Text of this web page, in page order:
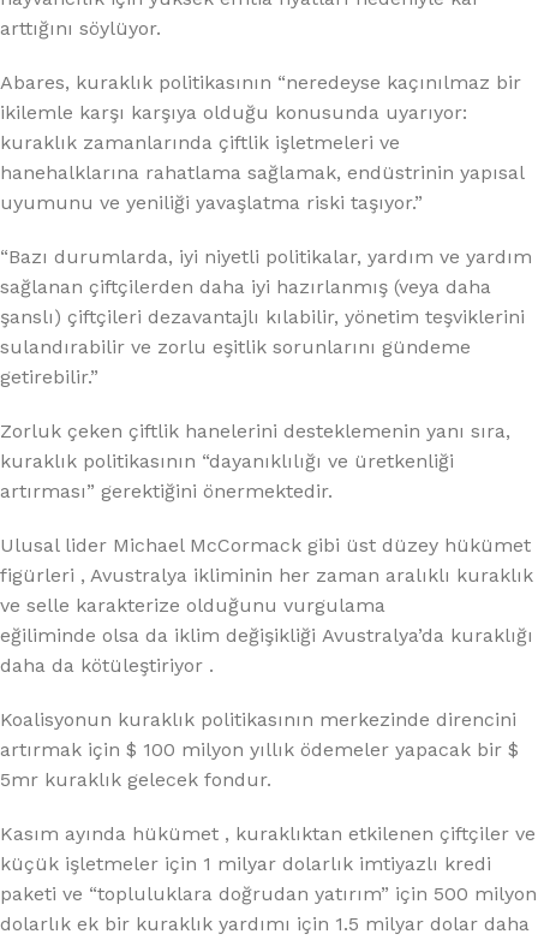
arttığını söylüyor.
Abares, kuraklık politikasının “neredeyse kaçınılmaz bir
ikilemle karşı karşıya olduğu konusunda uyarıyor:
kuraklık zamanlarında çiftlik işletmeleri ve
hanehalklarına rahatlama sağlamak, endüstrinin yapısal
uyumunu ve yeniliği yavaşlatma riski taşıyor.”
“Bazı durumlarda, iyi niyetli politikalar, yardım ve yardım
sağlanan çiftçilerden daha iyi hazırlanmış (veya daha
şanslı) çiftçileri dezavantajlı kılabilir, yönetim teşviklerini
sulandırabilir ve zorlu eşitlik sorunlarını gündeme
getirebilir.”
Zorluk çeken çiftlik hanelerini desteklemenin yanı sıra,
kuraklık politikasının “dayanıklılığı ve üretkenliği
artırması” gerektiğini önermektedir.
Ulusal lider Michael McCormack gibi üst düzey hükümet
figürleri , Avustralya ikliminin her zaman aralıklı kuraklık
ve selle karakterize olduğunu vurgulama
eğiliminde olsa da iklim değişikliği Avustralya’da kuraklığı
daha da kötüleştiriyor .
Koalisyonun kuraklık politikasının merkezinde direncini
artırmak için $ 100 milyon yıllık ödemeler yapacak bir $
5mr kuraklık gelecek fondur.
Kasım ayında hükümet , kuraklıktan etkilenen çiftçiler ve
küçük işletmeler için 1 milyar dolarlık imtiyazlı kredi
paketi ve “topluluklara doğrudan yatırım” için 500 milyon
dolarlık ek bir kuraklık yardımı için 1.5 milyar dolar daha